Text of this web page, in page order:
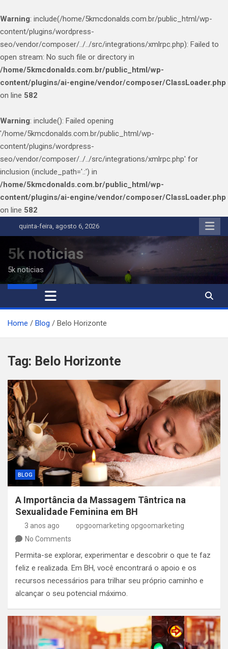
Warning: include(/home/5kmcdonalds.com.br/public_html/wp-
content/plugins/wordpress-
seo/vendor/composer/../../src/integrations/xmlrpc.php): Failed to
open stream: No such file or directory in
/home/5kmcdonalds.com.br/public_html/wp-
content/plugins/ai-engine/vendor/composer/ClassLoader.php
on line 582
Warning: include(): Failed opening
'/home/5kmcdonalds.com.br/public_html/wp-
content/plugins/wordpress-
seo/vendor/composer/../../src/integrations/xmlrpc.php' for
inclusion (include_path='.:') in
/home/5kmcdonalds.com.br/public_html/wp-
content/plugins/ai-engine/vendor/composer/ClassLoader.php
on line 582
to
content
quinta-feira, agosto 6, 2026
5k noticias
5k noticias
Home Blog Belo Horizonte
Tag: Belo Horizonte
BLOG
A Importância da Massagem Tântrica na
Sexualidade Feminina em BH
3 anos ago
opgoomarketing opgoomarketing
No Comments
Permita-se explorar, experimentar e descobrir o que te faz
feliz e realizada. Em BH, você encontrará o apoio e os
recursos necessários para trilhar seu próprio caminho e
alcançar o seu potencial máximo.